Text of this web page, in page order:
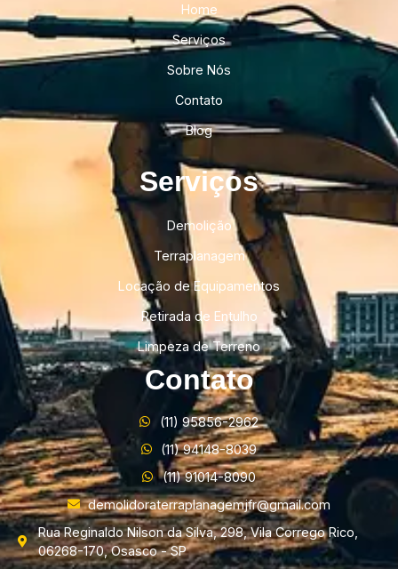
Home
Serviços
Sobre Nós
Contato
Blog
Serviços
Demolição
Terraplanagem
Locação de Equipamentos
Retirada de Entulho
Limpeza de Terreno
Contato
(11) 95856-2962
(11) 94148-8039
(11) 91014-8090
demolidoraterraplanagemjfr@gmail.com
Rua Reginaldo Nilson da Silva, 298, Vila Corrego Rico,
06268-170, Osasco - SP